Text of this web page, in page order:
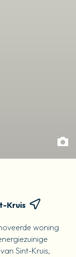
Kruis
woning
Sint-Kruis,